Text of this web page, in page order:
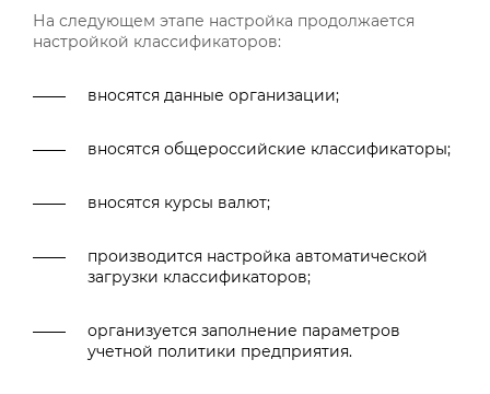
На следующем этапе настройка продолжается
настройкой классификаторов:
вносятся данные организации;
вносятся общероссийские классификаторы;
вносятся курсы валют;
производится настройка автоматической
загрузки классификаторов;
организуется заполнение параметров
учетной политики предприятия.